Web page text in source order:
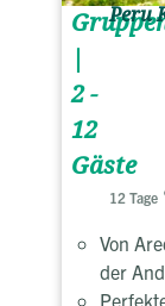
|
2 -
12
Gäste
Peru
12 Tage
Von
der